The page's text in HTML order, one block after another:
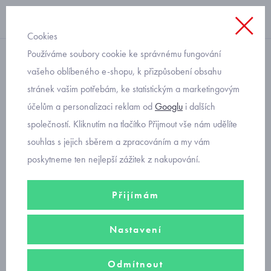
s krátkým rukávem
dětské triko se srdíčkem
Mayoral 105-30
Cookies
Používáme soubory cookie ke správnému fungování
vašeho oblíbeného e-shopu, k přizpůsobení obsahu
stránek vašim potřebám, ke statistickým a marketingovým
účelům a personalizaci reklam odGooglu i dalších
společností. Kliknutím na tlačítko Přijmout vše nám udělíte
souhlas s jejich sběrem a zpracováním a my vám
poskytneme ten nejlepší zážitek z nakupování.
Přijímám
Nastavení
Odmítnout